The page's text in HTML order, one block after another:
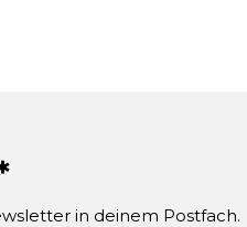
in deinem Postfach.